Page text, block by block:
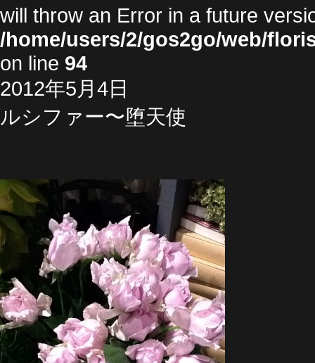
will throw an Error in a future
/home/users/2/gos2go/web/
on line 94
2012年5月4日
ルシファー〜堕天使